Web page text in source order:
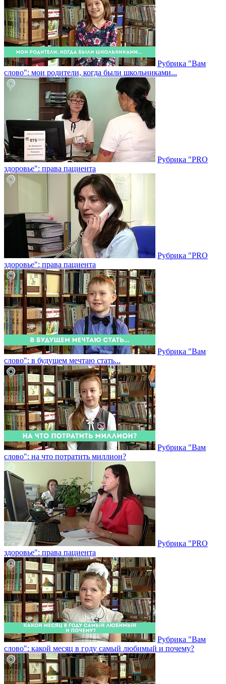
Рубрика "Вам
слово": мои родители, когда были школьниками...
Рубрика "PRO
здоровье": права пациента
Рубрика "PRO
здоровье": права пациента
Рубрика "Вам
слово": в будущем мечтаю стать...
Рубрика "Вам
слово": на что потратить миллион?
Рубрика "PRO
здоровье": права пациента
Рубрика "Вам
слово": какой месяц в году самый любимый и почему?